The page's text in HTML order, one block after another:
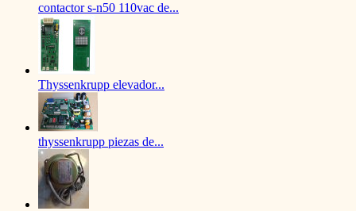
contactor s-n50 110vac de...
Thyssenkrupp elevador...
thyssenkrupp piezas de...